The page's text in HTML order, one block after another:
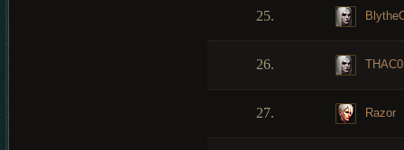
25.
26. THAC0
27. Razor